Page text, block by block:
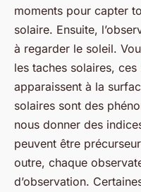
moments pour capter
solaire. Ensuite,
à regarder le soleil.
les taches solaires,
apparaissent à la
solaires sont des
nous donner des
peuvent être
outre, chaque
d’observation.